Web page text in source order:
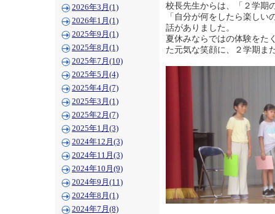
2026年3月(1)
2026年1月(1)
2025年9月(1)
2025年8月(1)
2025年7月(10)
2025年5月(4)
2025年4月(7)
2025年3月(1)
2025年2月(7)
2025年1月(3)
2024年12月(3)
2024年11月(3)
2024年10月(9)
2024年9月(11)
2024年8月(1)
2024年7月(8)
校長先生からは、「２学期
「自分が何をしたら楽し
話がありました。
夏休みならではの体験をた
た元気な笑顔に、２学期ま